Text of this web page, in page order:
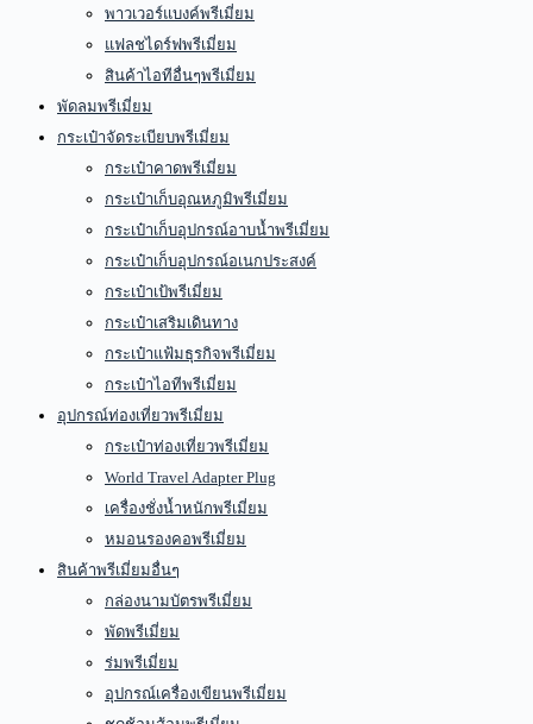
พาวเวอร์แบงค์พรีเมี่ยม
แฟลชไดร์ฟพรีเมี่ยม
สินค้าไอทีอื่นๆพรีเมี่ยม
พัดลมพรีเมี่ยม
กระเป๋าจัดระเบียบพรีเมี่ยม
กระเป๋าคาดพรีเมี่ยม
กระเป๋าเก็บอุณหภูมิพรีเมี่ยม
กระเป๋าเก็บอุปกรณ์อาบน้ำพรีเมี่ยม
กระเป๋าเก็บอุปกรณ์อเนกประสงค์
กระเป๋าเป้พรีเมี่ยม
กระเป๋าเสริมเดินทาง
กระเป๋าแฟ้มธุรกิจพรีเมี่ยม
กระเป๋าไอทีพรีเมี่ยม
อุปกรณ์ท่องเที่ยวพรีเมี่ยม
กระเป๋าท่องเที่ยวพรีเมี่ยม
World Travel Adapter Plug
เครื่องชั่งน้ำหนักพรีเมี่ยม
หมอนรองคอพรีเมี่ยม
สินค้าพรีเมี่ยมอื่นๆ
กล่องนามบัตรพรีเมี่ยม
พัดพรีเมี่ยม
ร่มพรีเมี่ยม
อุปกรณ์เครื่องเขียนพรีเมี่ยม